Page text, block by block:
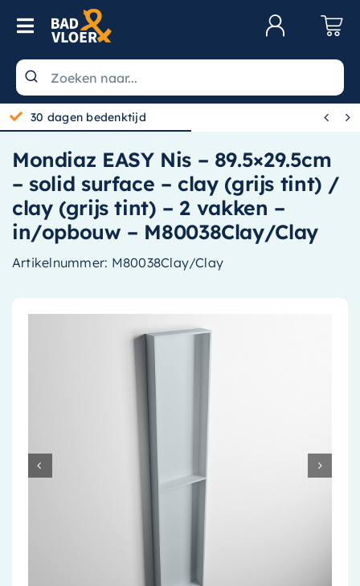
Skip to content
Toggle Navigation
Wastafels
Toiletten
Spiegels
Kranen
Douche
Badkamermeubels
30 dagen bedenktijd  
Mondiaz EASY Nis – 89.5×29.5cm
– solid surface – clay (grijs tint) /
clay (grijs tint) – 2 vakken –
in/opbouw – M80038Clay/Clay
Artikelnummer: M80038Clay/Clay